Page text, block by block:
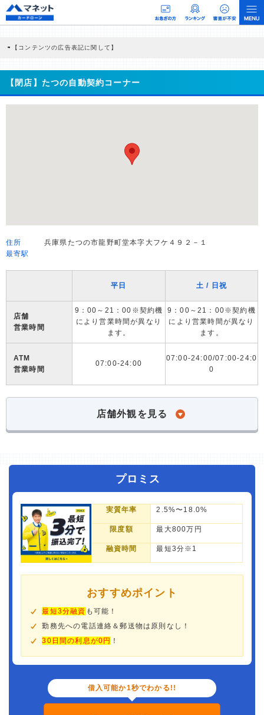
【コンテンツの広告表記に関して】
商品を根拠なくPRするものではなく、当編集部の調査／ユーザーへの口コミ収集な
どに基づき、公平性を担保した情報提供を行っています。
>提携企業一覧
【閉店】たつの自動契約コーナー
住所
兵庫県たつの市龍野町堂本字大フケ４９２－１
最寄駅
平日 土 / 日祝
店舗
営業時間
9：00～21：00※契約機
により営業時間が異なり
ます。
9：00～21：00※契約機
により営業時間が異なり
ます。
ATM
営業時間
07:00-24:00
07:00-24:00/07:00-24:0
0
店舗外観を見る
プロミス
実質年率 2.5%〜18.0%
限度額 最大800万円
融資時間 最短3分※1
おすすめポイント
最短3分融資 も可能！
勤務先への電話連絡＆郵送物は原則なし！
30日間の利息が0円 ！
借入可能か1秒でわかる!!